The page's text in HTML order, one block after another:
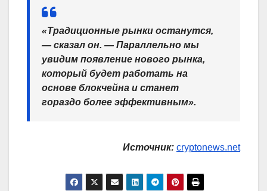
«Традиционные рынки останутся,
— сказал он. — Параллельно мы
увидим появление нового рынка,
который будет работать на
основе блокчейна и станет
гораздо более эффективным».
Источник: cryptonews.net